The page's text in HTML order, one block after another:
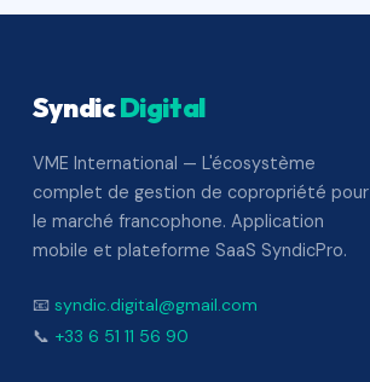
SyndicDigital
VME International — L'écosystème
complet de gestion de copropriété pour
le marché francophone. Application
mobile et plateforme SaaS SyndicPro.
📧 syndic.digital@gmail.com
📞 +33 6 51 11 56 90